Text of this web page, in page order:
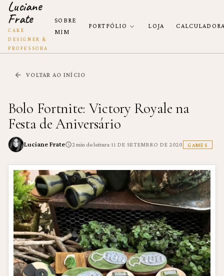
Luciane
Frate
CAKE
DESIGNER &
PROFESSORA
SOBRE
MIM
PORTFÓLIO LOJA
VOLTAR AO INÍCIO
Bolo Fortnite: Victory Royale na
Festa de Aniversário
Luciane Frate 2min de leitura·11 DE SETEMBRO DE 2020 GAMES